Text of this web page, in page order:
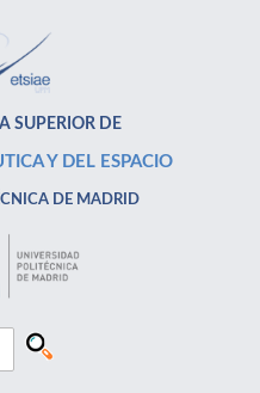
SUPERIOR DE
Y DEL ESPACIO
DE MADRID